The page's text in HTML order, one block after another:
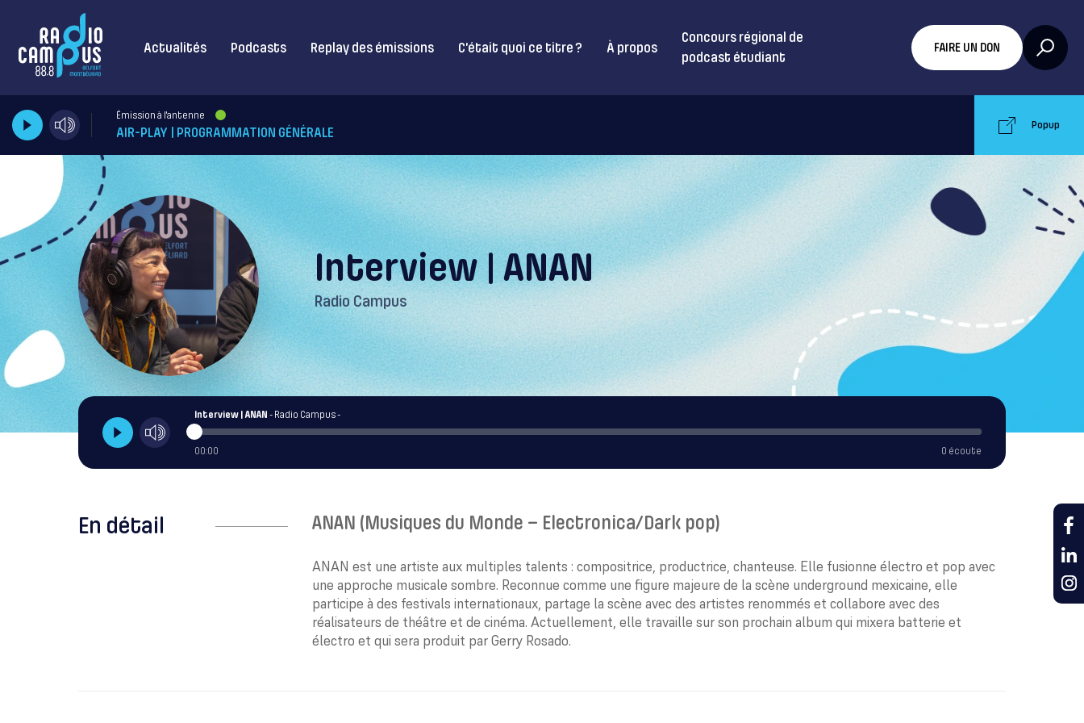
Actualités Podcasts Replay des émissions C’était quoi ce titre ? À propos
Concours régional de
podcast étudiant
FAIRE UN DON
Émission à l'antenne
AIR-PLAY | PROGRAMMATION GÉNÉRALE Popup
Interview | ANAN
Radio Campus
Interview | ANAN - Radio Campus -
00:00 0 écoute
En détail ANAN (Musiques du Monde – Electronica/Dark pop)
ANAN est une artiste aux multiples talents : compositrice, productrice, chanteuse. Elle fusionne électro et pop avec
une approche musicale sombre. Reconnue comme une figure majeure de la scène underground mexicaine, elle
participe à des festivals internationaux, partage la scène avec des artistes renommés et collabore avec des
réalisateurs de théâtre et de cinéma. Actuellement, elle travaille sur son prochain album qui mixera batterie et
électro et qui sera produit par Gerry Rosado.